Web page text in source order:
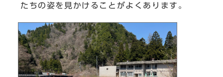
たちの姿を見かけることがよくあります。